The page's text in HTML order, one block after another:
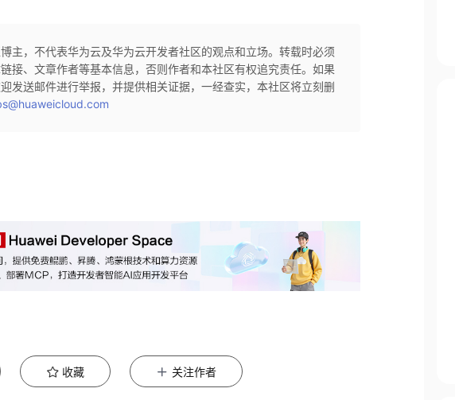
主，不代表华为云及华为云开发者社区的观点和立场。转载时必须
接、文章作者等基本信息，否则作者和本社区有权追究责任。如果
发送邮件进行举报，并提供相关证据，一经查实，本社区将立刻删
收藏 关注作者